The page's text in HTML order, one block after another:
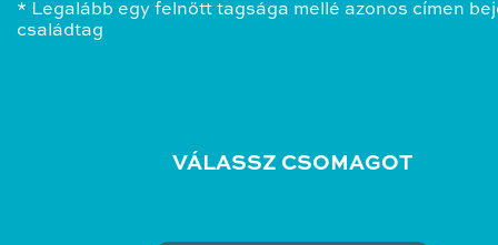
* Legalább egy felnőtt tagsága mellé azonos címen
családtag
VÁLASSZ CSOMAGOT